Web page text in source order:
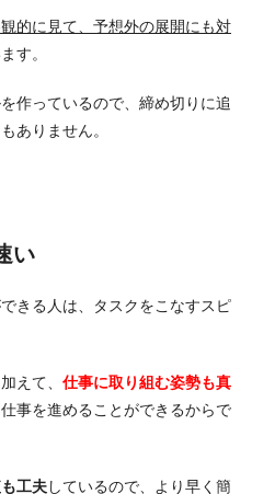
的に見て、予想外の展開にも対
す。
作っているので、締め切りに追
ありません。
い
きる人は、タスクをこなすスピ
えて、 仕事に取り組む姿勢も真
事を進めることができるからで
工夫しているので、より早く簡